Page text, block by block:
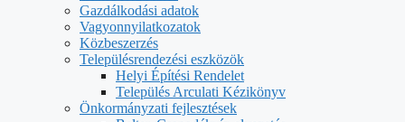
Gazdálkodási adatok
Vagyonnyilatkozatok
Közbeszerzés
Településrendezési eszközök
Helyi Építési Rendelet
Település Arculati Kézikönyv
Önkormányzati fejlesztések